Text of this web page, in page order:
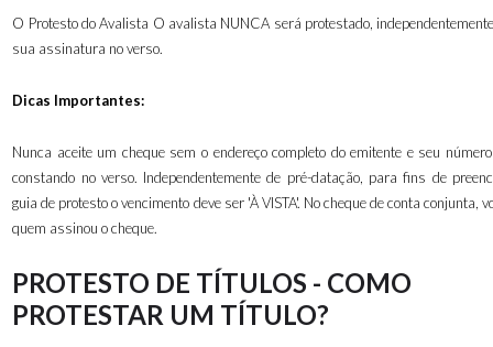
O Protesto do Avalista O avalista NUNCA será protestado,
sua assinatura no verso.
Dicas Importantes:
Nunca aceite um cheque sem o endereço completo do emitente e seu
constando no verso. Independentemente de pré-datação, para fins de
guia de protesto o vencimento deve ser 'À VISTA'. No cheque de conta conjunta,
quem assinou o cheque.
PROTESTO DE TÍTULOS - COMO
PROTESTAR UM TÍTULO?